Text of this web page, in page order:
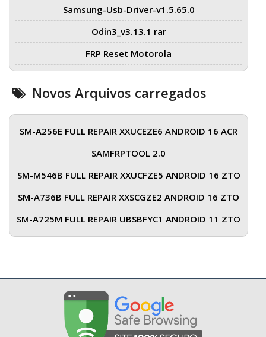
Samsung-Usb-Driver-v1.5.65.0
Odin3_v3.13.1 rar
FRP Reset Motorola
Novos Arquivos carregados
SM-A256E FULL REPAIR XXUCEZE6 ANDROID 16 ACR
SAMFRPTOOL 2.0
SM-M546B FULL REPAIR XXUCFZE5 ANDROID 16 ZTO
SM-A736B FULL REPAIR XXSCGZE2 ANDROID 16 ZTO
SM-A725M FULL REPAIR UBSBFYC1 ANDROID 11 ZTO